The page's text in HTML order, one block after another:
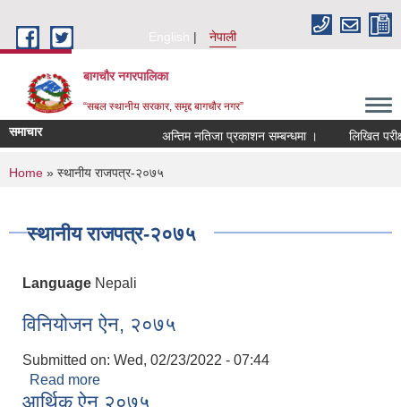
English
नेपाली
बागचौर नगरपालिका
“सबल स्थानीय सरकार, समृद्द बागचौर नगर”
समाचार अन्तिम नतिजा प्रकाशन सम्बन्धमा । लिखित
You are here
Home » स्थानीय राजपत्र-२०७५
स्थानीय राजपत्र-२०७५
Language Nepali
विनियोजन ऐन, २०७५
Submitted on: Wed, 02/23/2022 - 07:44
Read more
आर्थिक ऐन २०७५